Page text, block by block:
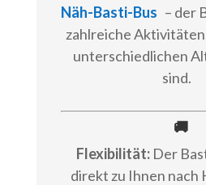
Näh-Basti-Bus – der
zahlreiche
unterschiedlichen
sind.
🚚
Flexibilität:Der
direkt zu Ihnen nach